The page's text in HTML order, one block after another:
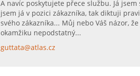
A navíc poskytujete přece službu. Já
jsem já v pozici zákazníka, tak diktuji
svého zákazníka... Můj nebo Váš názor,
okamžiku nepodstatný...
guttata@atlas.cz